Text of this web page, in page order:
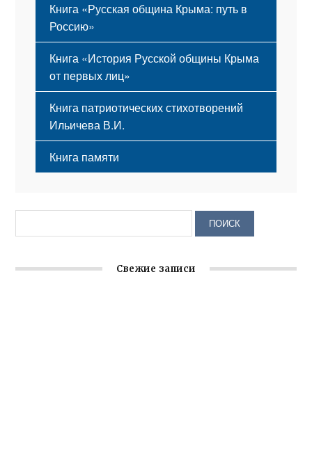
Книга «Русская община Крыма: путь в
Россию»
Книга «История Русской общины Крыма
от первых лиц»
Книга патриотических стихотворений
Ильичева В.И.
Книга памяти
Свежие записи